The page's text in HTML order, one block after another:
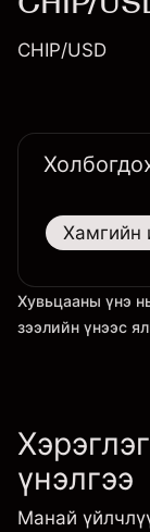
CHIP/USD
Хамгийн
Хувьцааны үнэ
зээлийн үнээс
үнэлгээ
Манай